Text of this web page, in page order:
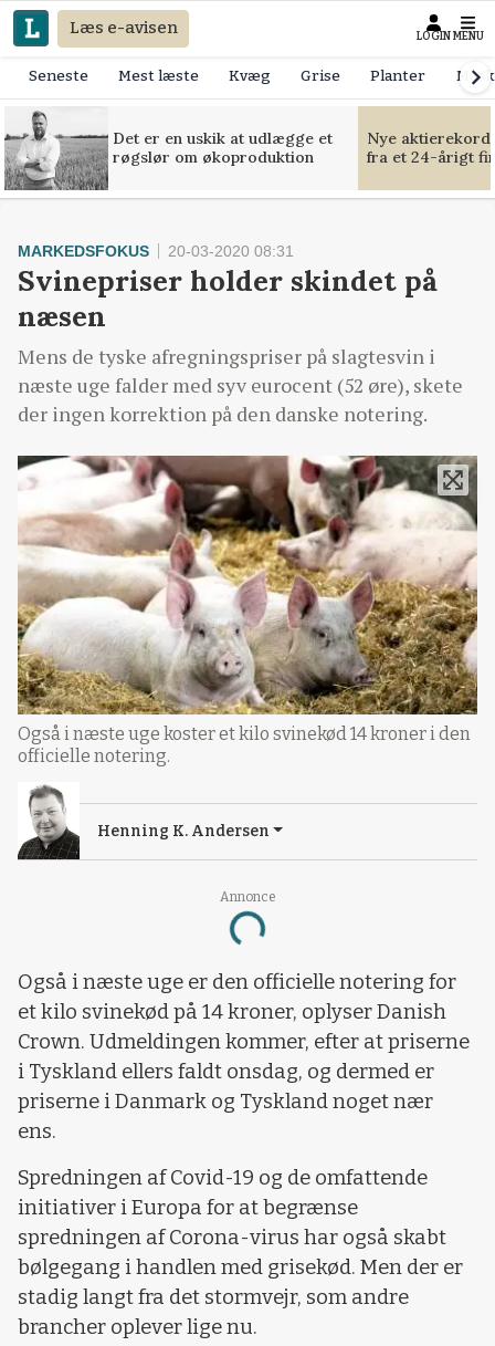
Læs e-avisen LOGIN MENU
Seneste Mest læste Kvæg Grise Planter
Det er en uskik at udlægge et
røgslør om økoproduktion
Nye
fra et 24-årigt
Annonce
Loading...
MARKEDSFOKUS 20-03-2020 08:31
Svinepriser holder skindet på
næsen
Mens de tyske afregningspriser på slagtesvin i
næste uge falder med syv eurocent (52 øre), skete
der ingen korrektion på den danske notering.
Også i næste uge koster et kilo svinekød 14 kroner i den
officielle notering.
Henning K. Andersen
Også i næste uge er den officielle notering for
et kilo svinekød på 14 kroner, oplyser Danish
Crown. Udmeldingen kommer, efter at priserne
i Tyskland ellers faldt onsdag, og dermed er
priserne i Danmark og Tyskland noget nær
ens.
Spredningen af Covid-19 og de omfattende
initiativer i Europa for at begrænse
spredningen af Corona-virus har også skabt
bølgegang i handlen med grisekød. Men der er
stadig langt fra det stormvejr, som andre
brancher oplever lige nu.